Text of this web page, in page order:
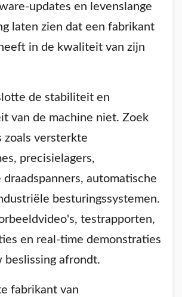
updates en levenslange
laten zien dat een fabrikant
in de kwaliteit van zijn
de stabiliteit en
van de machine niet. Zoek
zoals versterkte
precisielagers,
automatische
besturingssystemen.
testrapporten,
en real-time demonstraties
beslissing afrondt.
fabrikant van